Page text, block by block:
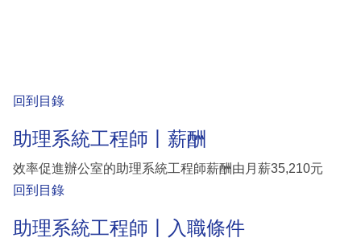
回到目錄
助理系統工程師丨薪酬
效率促進辦公室的助理系統工程師薪酬由月薪35,210元
回到目錄
助理系統工程師丨入職條件